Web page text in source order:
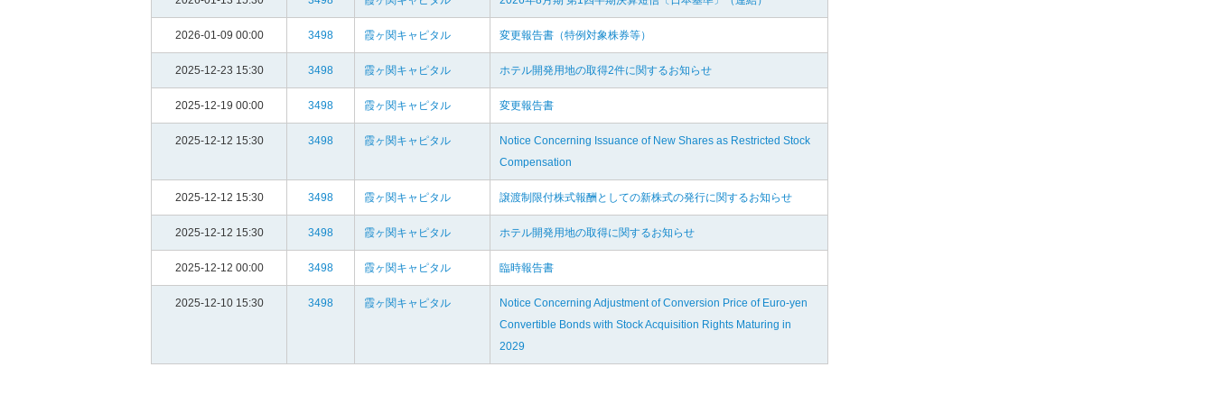
2026-01-09 00:00 3498 霞ヶ関キャピタル 変更報告書（特例対象株券等）
2025-12-23 15:30 3498 霞ヶ関キャピタル ホテル開発用地の取得2件に関するお知らせ
2025-12-19 00:00 3498 霞ヶ関キャピタル 変更報告書
2025-12-12 15:30 3498 霞ヶ関キャピタル
Notice Concerning Issuance of New Shares as Restricted Stock
Compensation
2025-12-12 15:30 3498 霞ヶ関キャピタル 譲渡制限付株式報酬としての新株式の発行に関するお知らせ
2025-12-12 15:30 3498 霞ヶ関キャピタル ホテル開発用地の取得に関するお知らせ
2025-12-12 00:00 3498 霞ヶ関キャピタル 臨時報告書
2025-12-10 15:30 3498 霞ヶ関キャピタル
Notice Concerning Adjustment of Conversion Price of Euro-yen
Convertible Bonds with Stock Acquisition Rights Maturing in
2029